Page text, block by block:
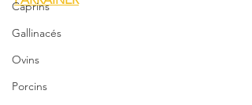
Caprins
Gallinacés
Ovins
Porcins